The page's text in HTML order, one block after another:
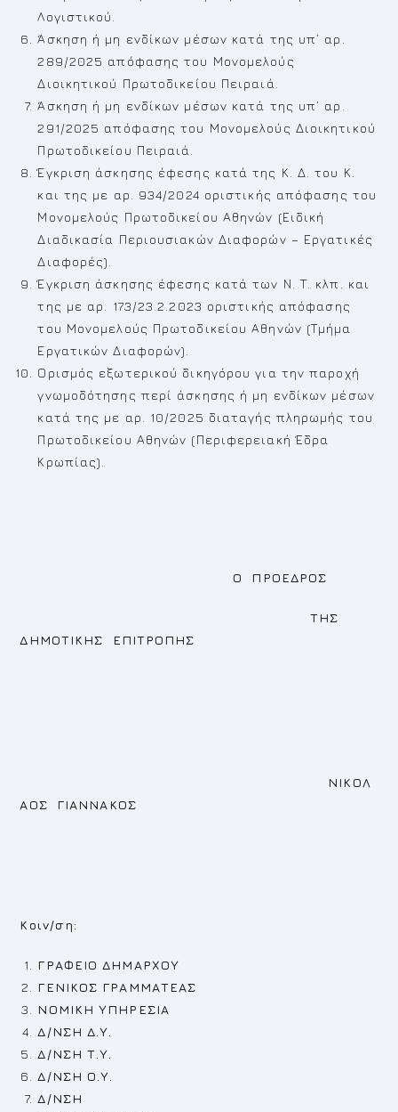
Λογιστικού.
Άσκηση ή μη ενδίκων μέσων κατά της υπ’ αρ.
289/2025 απόφασης του Μονομελούς
Διοικητικού Πρωτοδικείου Πειραιά.
Άσκηση ή μη ενδίκων μέσων κατά της υπ’ αρ.
291/2025 απόφασης του Μονομελούς Διοικητικού
Πρωτοδικείου Πειραιά.
Έγκριση άσκησης έφεσης κατά της Κ. Δ. του Κ.
και της με αρ. 934/2024 οριστικής απόφασης του
Μονομελούς Πρωτοδικείου Αθηνών (Ειδική
Διαδικασία Περιουσιακών Διαφορών – Εργατικές
Διαφορές).
Έγκριση άσκησης έφεσης κατά των Ν. Τ. κλπ. και
της με αρ. 173/23.2.2023 οριστικής απόφασης
του Μονομελούς Πρωτοδικείου Αθηνών (Τμήμα
Εργατικών Διαφορών).
Ορισμός εξωτερικού δικηγόρου για την παροχή
γνωμοδότησης περί άσκησης ή μη ενδίκων μέσων
κατά της με αρ. 10/2025 διαταγής πληρωμής του
Πρωτοδικείου Αθηνών (Περιφερειακή Έδρα
Κρωπίας).
Ο ΠΡΟΕΔΡΟΣ
ΤΗΣ
ΔΗΜΟΤΙΚΗΣ ΕΠΙΤΡΟΠΗΣ
ΝΙΚΟΛ
ΑΟΣ ΓΙΑΝΝΑΚΟΣ
Κοιν/ση:
ΓΡΑΦΕΙΟ ΔΗΜΑΡΧΟΥ
ΓΕΝΙΚΟΣ ΓΡΑΜΜΑΤΕΑΣ
ΝΟΜΙΚΗ ΥΠΗΡΕΣΙΑ
Δ/ΝΣΗ Δ.Υ.
Δ/ΝΣΗ Τ.Υ.
Δ/ΝΣΗ Ο.Υ.
Δ/ΝΣΗ